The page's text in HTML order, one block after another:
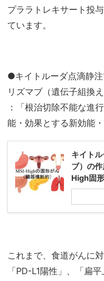
プララトレキサート投
ています。
●キイトルーダ点滴静
リズマブ（遺伝子組換え
：「根治切除不能な進
能・効果とする新効能・
キイト
ブ）の
High固形
これまで、食道がんに
「PD-L1陽性」、「扁